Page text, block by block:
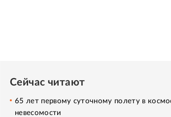
Сейчас читают
65 лет первому суточному полету в
невесомости